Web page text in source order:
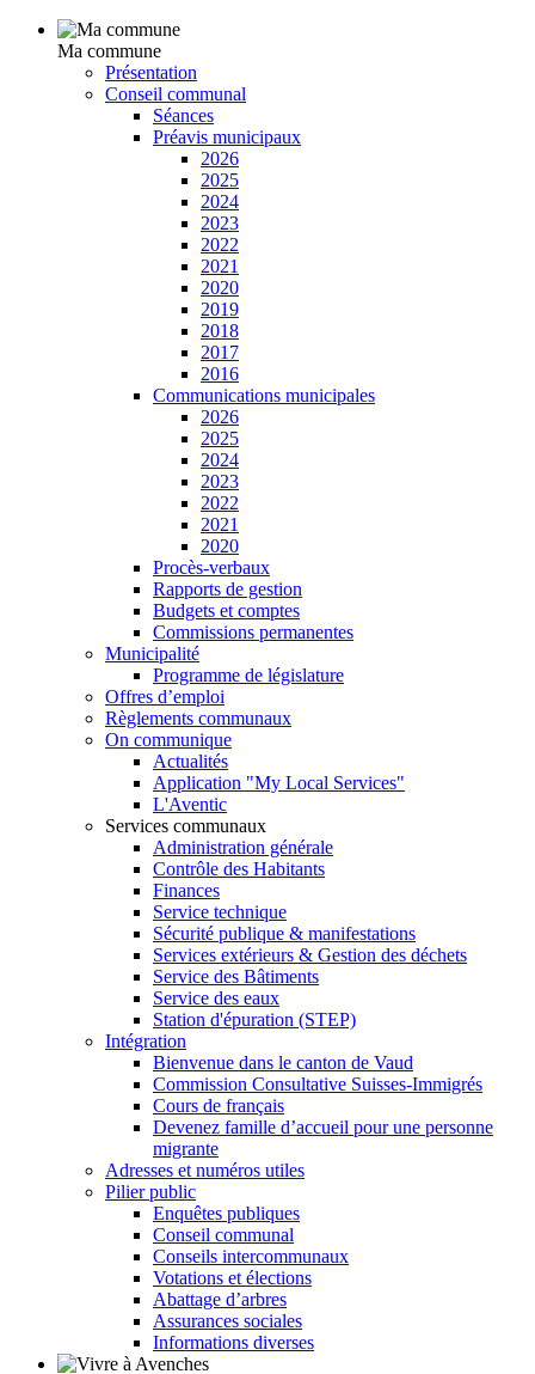
Ma commune
Présentation
Conseil communal
Séances
Préavis municipaux
2026
2025
2024
2023
2022
2021
2020
2019
2018
2017
2016
Communications municipales
2026
2025
2024
2023
2022
2021
2020
Procès-verbaux
Rapports de gestion
Budgets et comptes
Commissions permanentes
Municipalité
Programme de législature
Offres d’emploi
Règlements communaux
On communique
Actualités
Application "My Local Services"
L'Aventic
Services communaux
Administration générale
Contrôle des Habitants
Finances
Service technique
Sécurité publique & manifestations
Services extérieurs & Gestion des déchets
Service des Bâtiments
Service des eaux
Station d'épuration (STEP)
Intégration
Bienvenue dans le canton de Vaud
Commission Consultative Suisses-Immigrés
Cours de français
Devenez famille d’accueil pour une personne
migrante
Adresses et numéros utiles
Pilier public
Enquêtes publiques
Conseil communal
Conseils intercommunaux
Votations et élections
Abattage d’arbres
Assurances sociales
Informations diverses